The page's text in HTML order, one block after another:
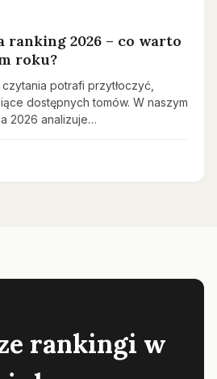
ranking 2026 – co warto
roku?
potrafi przytłoczyć,
dostępnych tomów. W naszym
2026 analizuje…
rankingi w